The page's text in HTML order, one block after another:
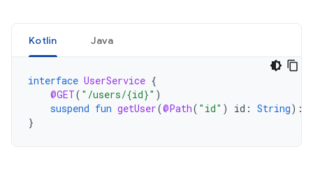
Kotlin Java
interface UserService {
@GET( "/users/{id}" )
suspend fun getUser(@Path( "id" ) id : String):
}